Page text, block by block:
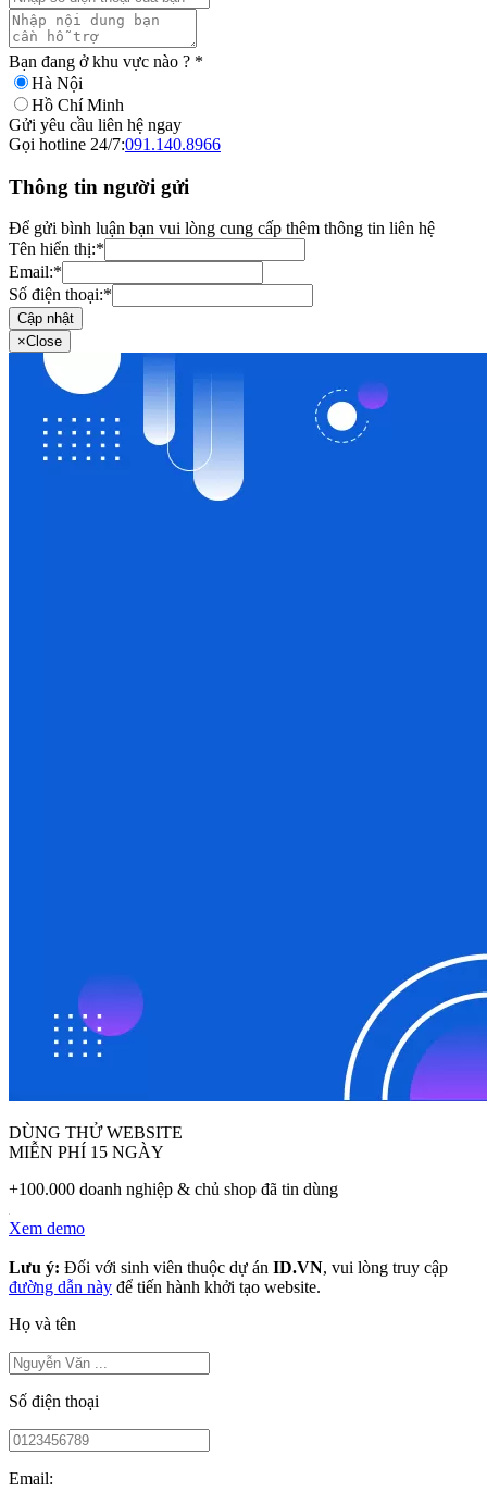
Bạn đang ở khu vực nào ? *
Hà Nội
Hồ Chí Minh
Gửi yêu cầu liên hệ ngay
Gọi hotline 24/7:091.140.8966
Thông tin người gửi
Để gửi bình luận bạn vui lòng cung cấp thêm thông tin liên hệ
Tên hiển thị:*
Email:*
Số điện thoại:*
Cập nhật
×Close
DÙNG THỬ WEBSITE
MIỄN PHÍ 15 NGÀY
+100.000 doanh nghiệp & chủ shop đã tin dùng
Xem demo
Lưu ý: Đối với sinh viên thuộc dự án ID.VN, vui lòng truy cập
đường dẫn này để tiến hành khởi tạo website.
Họ và tên
Số điện thoại
Email: